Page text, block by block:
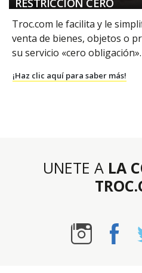
RESTRICCIÓN CERO
Troc.com le facilita y le
venta de bienes, objetos o
su servicio «cero obligación».
¡Haz clic aquí para saber más!
UNETE A LA